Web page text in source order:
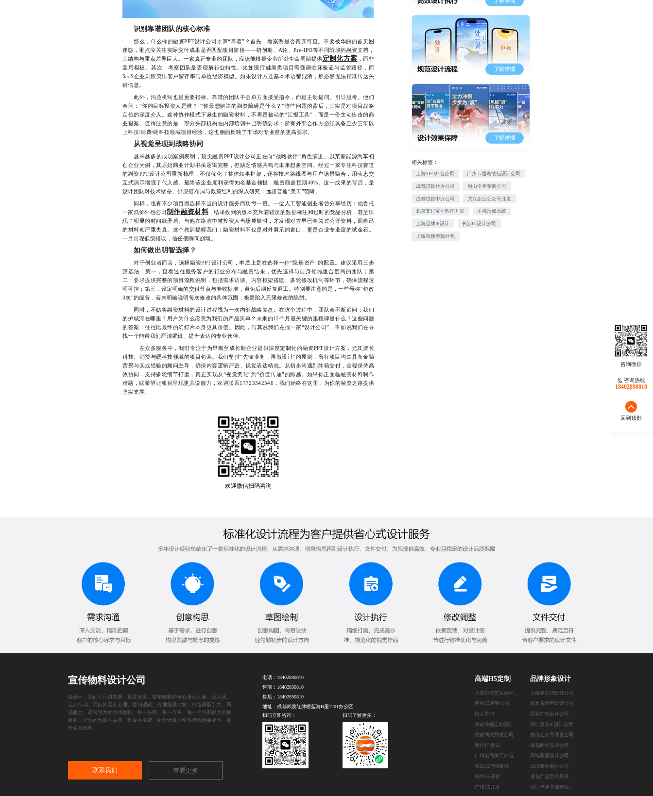
识别靠谱团队的核心标准
那么，什么样的融资PPT设计公司才算“靠谱”？首先，看案例是否真实可查。不要被华丽的首页图
迷惑，重点应关注实际交付成果是否匹配项目阶段——初创期、A轮、Pre-IPO等不同阶段的融资文档，
其结构与重点差异巨大。一家真正专业的团队，应该能根据企业所处生命周期提供定制化方案 ，而非
套用模板。其次，考察团队是否理解行业特性。比如医疗健康类项目需强调临床验证与监管路径，而
SaaS企业则应突出客户留存率与单位经济模型。如果设计方连基本术语都混淆，那必然无法精准传达关
键信息。
此外，沟通机制也是重要指标。靠谱的团队不会单方面接受指令，而是主动提问、引导思考。他们
会问：“你的目标投资人是谁？”“你最想解决的融资障碍是什么？”这些问题的背后，其实是对项目战略
定位的深度介入。这种协作模式下诞生的融资材料，不再是被动的“汇报工具”，而是一份主动出击的商
业提案。值得注意的是，部分头部机构在内部培训中已明确要求：所有外部合作方必须具备至少三年以
上科技/消费/硬科技领域项目经验，这也侧面反映了市场对专业度的更高要求。
从视觉呈现到战略协同
越来越多的成功案例表明，顶尖融资PPT设计公司正在向“战略伙伴”角色演进。以某新能源汽车初
创企业为例，其原始商业计划书虽逻辑完整，但缺乏情感共鸣与未来想象空间。经过一家专注科技赛道
的融资PPT设计公司重新梳理，不仅优化了整体叙事框架，还将技术路线图与用户场景融合，用动态交
互式演示增强了代入感。最终该企业顺利获得知名基金领投，融资额超预期40%。这一成果的背后，是
设计团队对技术壁垒、供应链布局与政策红利的深入研究，远超普通“美工”范畴。
同样，也有不少项目因选择不当的设计服务而功亏一篑。一位人工智能创业者曾分享经历：他委托
一家低价外包公司制作融资材料，结果收到的版本充斥着错误的数据标注和过时的竞品分析，甚至出
现了明显的时间线矛盾。当他在路演中被投资人当场质疑时，才发现对方早已查阅过公开资料，而自己
的材料却严重失真。这个教训提醒我们：融资材料不仅是对外展示的窗口，更是企业专业度的试金石。
一旦出现低级错误，信任便瞬间崩塌。
如何做出明智选择？
对于创业者而言，选择融资PPT设计公司，本质上是在选择一种“隐形资产”的配置。建议采用三步
筛选法：第一，查看过往服务客户的行业分布与融资结果，优先选择与自身领域重合度高的团队；第
二，要求提供完整的项目流程说明，包括需求访谈、内容框架搭建、多轮修改机制等环节，确保流程透
明可控；第三，设定明确的交付节点与验收标准，避免后期反复返工。特别要注意的是，一些号称“包改
3次”的服务，若未明确说明每次修改的具体范围，极易陷入无限修改的陷阱。
同时，不妨将融资材料的设计过程视为一次内部战略复盘。在这个过程中，团队会不断追问：我们
的护城河在哪里？用户为什么愿意为我们的产品买单？未来的12个月最关键的里程碑是什么？这些问题
的答案，往往比最终的幻灯片本身更具价值。因此，与其说我们在找一家“设计公司”，不如说我们在寻
找一个能帮我们厘清逻辑、提升表达的专业伙伴。
在众多服务中，我们专注于为早期至成长期企业提供深度定制化的融资PPT设计方案，尤其擅长
科技、消费与硬科技领域的项目包装。我们坚持“先懂业务，再做设计”的原则，所有项目均由具备金融
背景与实战经验的顾问主导，确保内容逻辑严密、视觉表达精准。从初步沟通到终稿交付，全程保持高
效协同，支持多轮细节打磨，真正实现从“视觉美化”到“价值传递”的跨越。如果你正面临融资材料制作
难题，或希望让项目呈现更具说服力，欢迎联系17723342546，我们始终在这里，为你的融资之路提供
坚实支撑。
欢迎微信扫码咨询
相关标签：
上海SEO外包公司 广州卡通表情包设计公司
成都贷款代办公司 眉山全屋整装公司
成都贷款中介公司 武汉企业公众号开发
北京支付宝小程序开发 手机报修系统
上海品牌IP设计 长沙UI设计公司
上海视频剪辑外包
咨询热线
18402890810
回到顶部
宣传物料设计公司
做设计，我们不只讲美观，更讲效果。营销物料的核心是让人看、让人信、
让人行动。我们从受众心理、营销逻辑、传播场景出发，打造高吸引力、高
说服力、高转化力的宣传物料。每一张图、每一行字、每一个色彩都为目标
服务，让你的预算不白花、投放不浪费，用设计真正帮你降低传播成本、提
升生意效率。
联系我们 查看更多
电话： 18402890810
售前： 18402890810
售后： 18402890810
地址：成都武侯红牌楼蓝海B座1201办公区
扫码立即咨询：
扫码了解更多：
高端H5定制
南昌H5定制公司
情人节H5
成都海报定制设计
成都商城开发公司
医疗行业H5
青岛H5游戏制作
杭州H5开发
广州H5开发
品牌形象设计
上海专业UI设计公司
杭州表情包设计公司
西安广告设计公司
深圳原创IP设计公司
微信公众号开发公司
成都商标设计公司
高端画册设计公司
武汉课件制作公司